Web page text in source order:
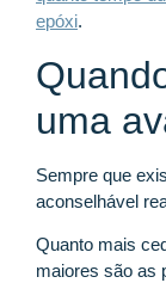
epóxi.
uma
Sempre que
aconselhável
Quanto mais
maiores são as